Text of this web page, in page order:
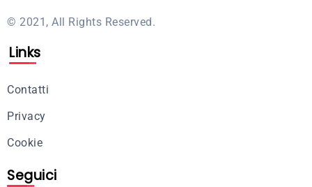
© 2021, All Rights Reserved.
Links
Contatti
Privacy
Cookie
Seguici